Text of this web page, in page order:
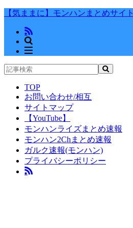
【気ままに】モンハンまとめサイト
TOP
お問い合わせ/相互
サイトマップ
【YouTube】
モンハンライズまとめ速報
モンハン2Chまとめ速報
ガルク速報(モンハン)
プライバシーポリシー